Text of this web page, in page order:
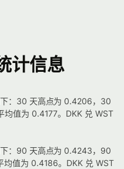
计信息
：30 天高点为 0.4206，30
值为 0.4177。DKK 兑 WST
：90 天高点为 0.4243，90
值为 0.4186。DKK 兑 WST